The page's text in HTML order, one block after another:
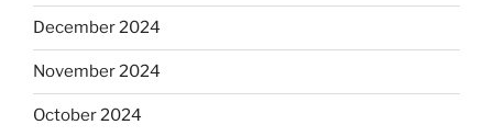
December 2024
November 2024
October 2024